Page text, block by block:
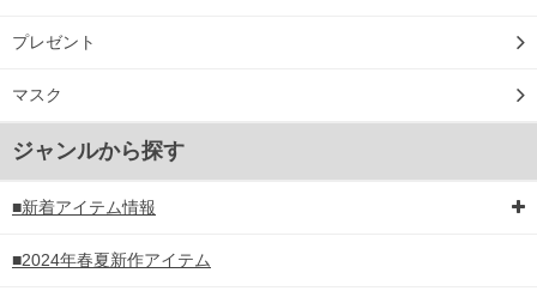
プレゼント
マスク
ジャンルから探す
■新着アイテム情報
■2024年春夏新作アイテム